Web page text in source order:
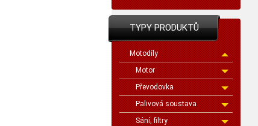
TYPY PRODUKTŮ
Motodíly
Motor
Převodovka
Palivová soustava
Sání, filtry